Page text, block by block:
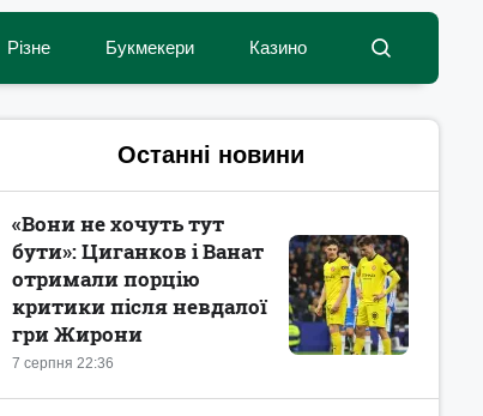
Різне Букмекери Казино
Останні новини
7 серпня 22:36
«Вони не хочуть тут
бути»: Циганков і Ванат
отримали порцію
критики після невдалої
гри Жирони